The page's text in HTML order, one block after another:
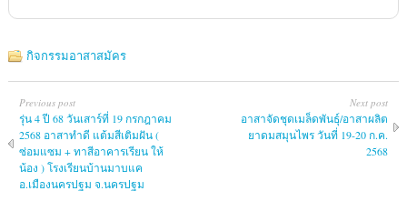
กิจกรรมอาสาสมัคร
Previous post
รุ่น 4 ปี 68 วันเสาร์ที่ 19 กรกฎาคม
2568 อาสาทำดี แต้มสีเติมฝัน (
ซ่อมแซม + ทาสีอาคารเรียน ให้
น้อง ) โรงเรียนบ้านมาบแค
อ.เมืองนครปฐม จ.นครปฐม
Next post
อาสาจัดชุดเมล็ดพันธุ์/อาสาผลิต
ยาดมสมุนไพร วันที่ 19-20 ก.ค.
2568